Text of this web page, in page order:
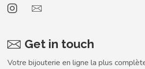
Get in touch
Votre bijouterie en ligne la plus